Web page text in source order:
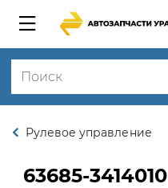
Рулевое управление
63685-